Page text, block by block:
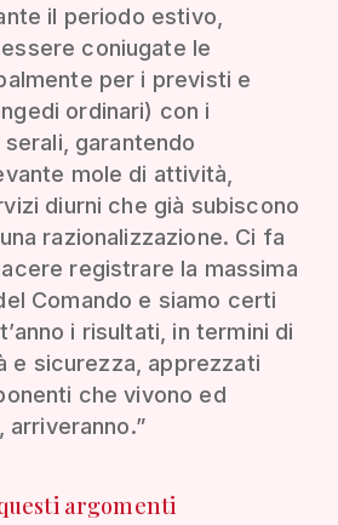
il periodo estivo,
coniugate le
per i previsti e
ordinari) con i
garantendo
mole di attività,
diurni che già subiscono
razionalizzazione. Ci fa
registrare la massima
Comando e siamo certi
i risultati, in termini di
e sicurezza, apprezzati
che vivono ed
arriveranno.”
argomenti